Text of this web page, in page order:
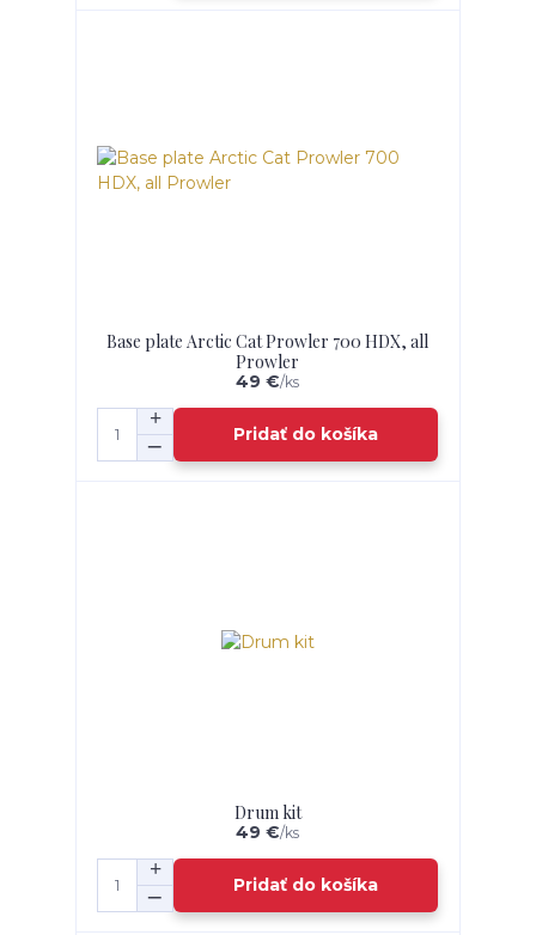
Base plate Arctic Cat Prowler 700 HDX, all
Prowler
49 €/ks
Pridať do košíka
Drum kit
49 €/ks
Pridať do košíka